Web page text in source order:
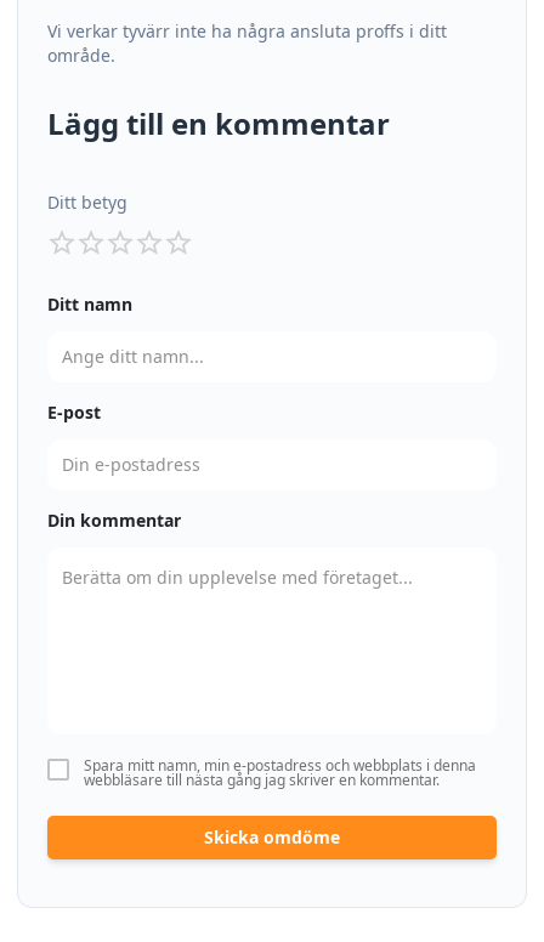
Vi verkar tyvärr inte ha några ansluta proffs i ditt
område.
Lägg till en kommentar
Ditt betyg
Ditt namn
E-post
Din kommentar
Spara mitt namn, min e-postadress och webbplats i denna
webbläsare till nästa gång jag skriver en kommentar.
Skicka omdöme